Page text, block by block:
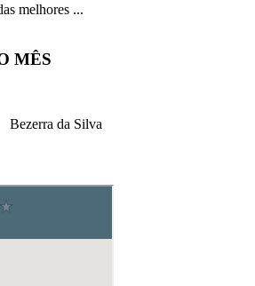
melhores ...
MÊS
Bezerra da Silva